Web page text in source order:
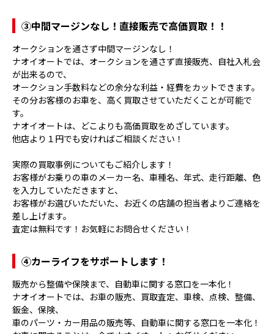
③中間マージンなし！直接販売で高価買取！！
オークションを通さず中間マージンなし！
ナオイオートでは、オークションを通さず直接販売、自社入札会
が出来るので、
オークション手数料などの余分な利益・経費をカットできます。
その分お客様のお車を、高く買取させていただくことが可能で
す。
ナオイオートは、どこよりも高価買取をめざしています。
他店より１円でも安ければご相談ください！
実際の買取事例についてもご紹介します！
お客様がお乗りの車のメーカー名、車種名、年式、走行距離、色
を入力していただきますと、
お客様がお選びいただいた、お近くの店舗の担当者よりご連絡を
差し上げます。
査定は無料です！お気軽にお問合せください！
④カーライフをサポートします！
販売から整備や保険まで、自動車に関する窓口を一本化！
ナオイオートでは、お車の販売、買取査定、車検、点検、整備、
鈑金、保険、
車のパーツ・カー用品の販売等、自動車に関する窓口を一本化！